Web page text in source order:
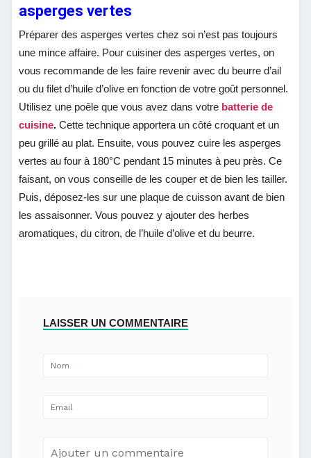
asperges vertes
Préparer des asperges vertes chez soi n’est pas toujours
une mince affaire. Pour cuisiner des asperges vertes, on
vous recommande de les faire revenir avec du beurre d’ail
ou du filet d’huile d’olive en fonction de votre goût personnel.
Utilisez une poêle que vous avez dans votre batterie de
cuisine.Cette technique apportera un côté croquant et un
peu grillé au plat. Ensuite, vous pouvez cuire les asperges
vertes au four à 180°C pendant 15 minutes à peu près. Ce
faisant, on vous conseille de les couper et de bien les tailler.
Puis, déposez-les sur une plaque de cuisson avant de bien
les assaisonner. Vous pouvez y ajouter des herbes
aromatiques, du citron, de l’huile d’olive et du beurre.
LAISSER UN COMMENTAIRE